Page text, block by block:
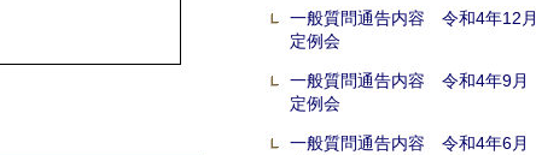
一般質問通告内容 令和4年12月
定例会
一般質問通告内容 令和4年9月
定例会
一般質問通告内容 令和4年6月